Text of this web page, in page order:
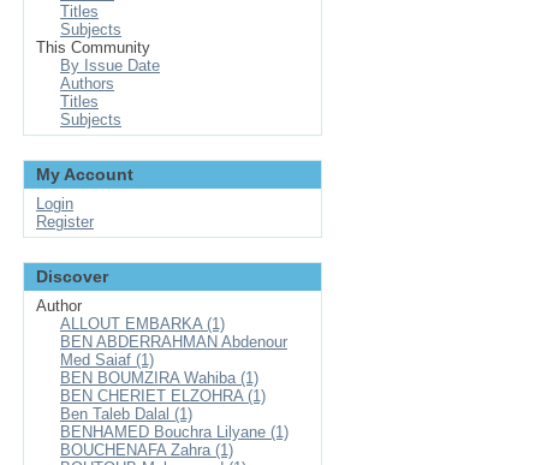
Titles
Subjects
This Community
By Issue Date
Authors
Titles
Subjects
My Account
Login
Register
Discover
Author
ALLOUT EMBARKA (1)
BEN ABDERRAHMAN Abdenour
Med Saiaf (1)
BEN BOUMZIRA Wahiba (1)
BEN CHERIET ELZOHRA (1)
Ben Taleb Dalal (1)
BENHAMED Bouchra Lilyane (1)
BOUCHENAFA Zahra (1)